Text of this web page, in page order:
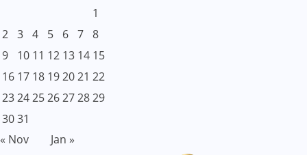
1
2 3 4 5 6 7 8
9
10 11 12 13 14 15
16 17 18 192021 22
23242526272829
3031
« Nov
Jan »